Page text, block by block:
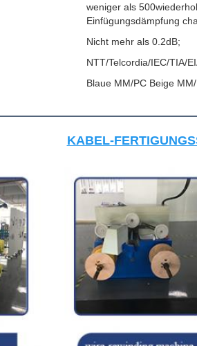
weniger als
Einfügungsdämpfung
Nicht mehr als 0.2dB;
NTT/Telcordia/IEC/TIA/
Blaue MM/PC Beige
KABEL-